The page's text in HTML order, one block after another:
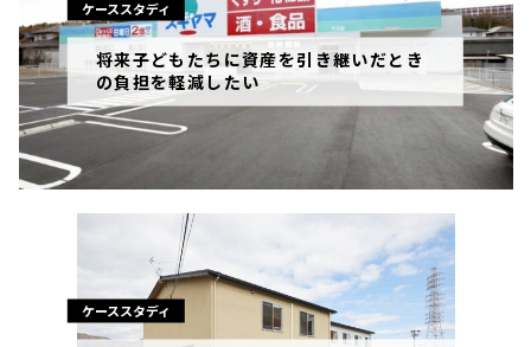
ケーススタディ
将来子どもたちに資産を引き継いだとき
の負担を軽減したい
ケーススタディ